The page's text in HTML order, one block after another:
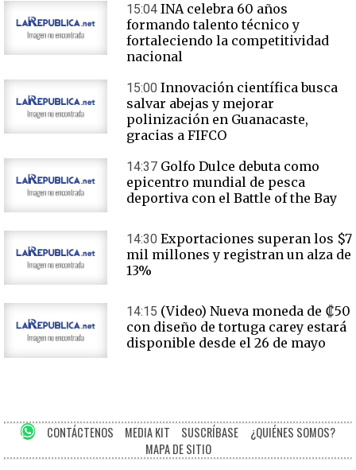
15:04 INA celebra 60 años
formando talento técnico y
fortaleciendo la competitividad
nacional
15:00 Innovación científica busca
salvar abejas y mejorar
polinización en Guanacaste,
gracias a FIFCO
14:37 Golfo Dulce debuta como
epicentro mundial de pesca
deportiva con el Battle of the Bay
14:30 Exportaciones superan los $7
mil millones y registran un alza de
13%
14:15 (Video) Nueva moneda de ₡50
con diseño de tortuga carey estará
disponible desde el 26 de mayo
CONTÁCTENOS MEDIA KIT SUSCRÍBASE
¿QUIÉNES SOMOS?
MAPA DE SITIO